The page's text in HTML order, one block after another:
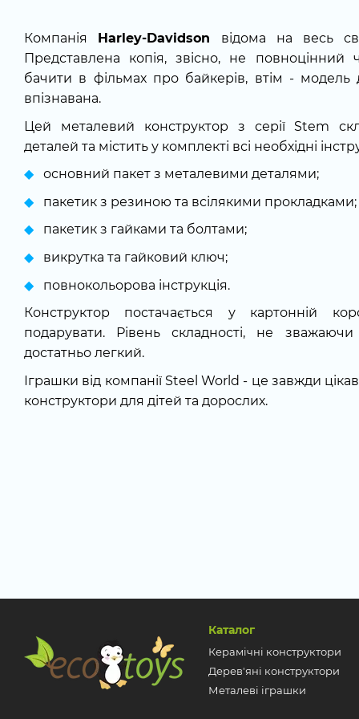
Компанія Harley-Davidson відома на весь
Представлена копія, звісно, не
бачити в фільмах про байкерів, втім - модель
впізнавана.
Цей металевий конструктор з серії Stem
деталей та містить у комплекті всі необхідні
основний пакет з металевими деталями;
пакетик з резиною та всілякими прокладками;
пакетик з гайками та болтами;
викрутка та гайковий ключ;
повнокольорова інструкція.
Конструктор постачається у картонній
подарувати. Рівень складності, не
достатньо легкий.
Іграшки від компанії Steel World - це завжди
конструктори для дітей та дорослих.
Каталог
Керамічні конструктори
Дерев'яні конструктори
Металеві іграшки